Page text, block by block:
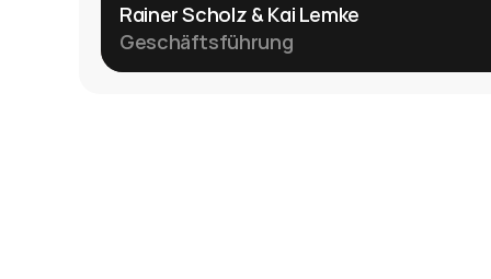
Rainer Scholz & Kai Lemke
Geschäftsführung